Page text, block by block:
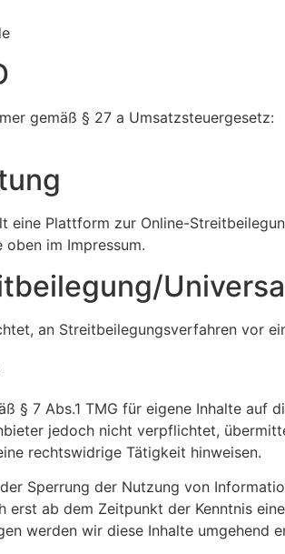
gemäß § 27 a Umsatzsteuergesetz:
eine Plattform zur Online-
oben im Impressum.
an Streitbeilegungsverfahren vor
§ 7 Abs.1 TMG für eigene Inhalte auf
jedoch nicht verpflichtet,
rechtswidrige Tätigkeit hinweisen.
Sperrung der Nutzung von
ab dem Zeitpunkt der Kenntnis
werden wir diese Inhalte umgehend